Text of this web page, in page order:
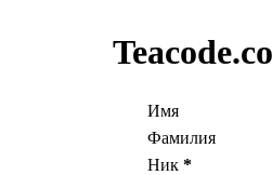
Имя
Фамилия
Ник *